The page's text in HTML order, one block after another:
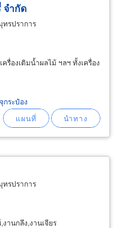
จำกัด
ทรปราการ
รื่องเติมน้ำผลไม้ ฯลฯ ทั้งเครื่อง
กระป๋อง
ทรปราการ
านกลึง,งานเจียร